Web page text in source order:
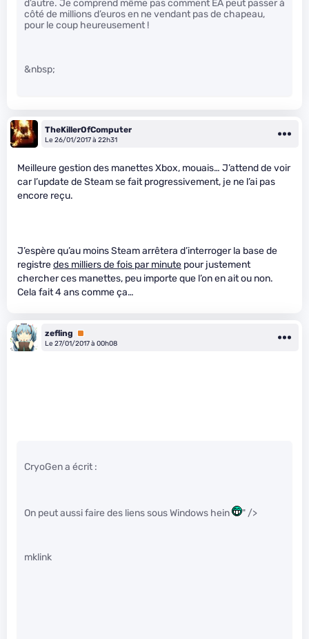
d’autre. Je comprend même pas comment EA peut passer à
côté de millions d’euros en ne vendant pas de chapeau,
pour le coup heureusement !
&nbsp;
TheKillerOfComputer
Le 26/01/2017 à 22h31
Meilleure gestion des manettes Xbox, mouais… J’attend de voir
car l’update de Steam se fait progressivement, je ne l’ai pas
encore reçu.
J’espère qu’au moins Steam arrêtera d’interroger la base de
registredes milliers de fois par minute pour justement
chercher ces manettes, peu importe que l’on en ait ou non.
Cela fait 4 ans comme ça…
zefling
Premium
Le 27/01/2017 à 00h08
CryoGen a écrit :
On peut aussi faire des liens sous Windows hein " />
mklink